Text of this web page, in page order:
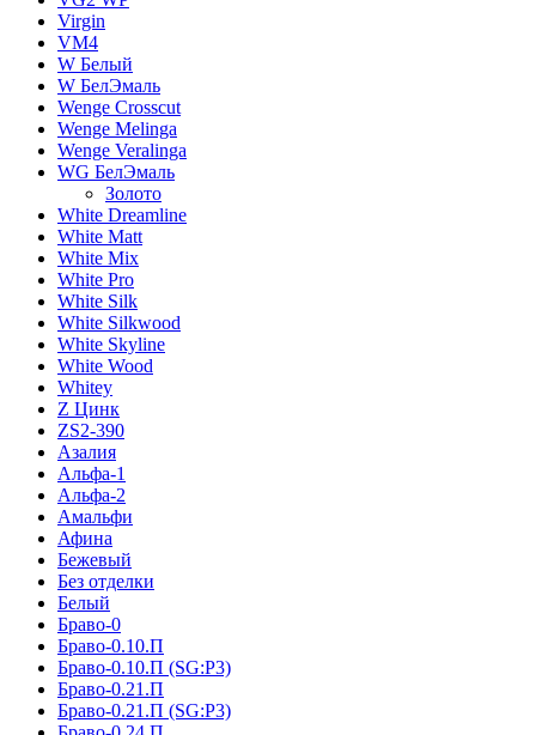
Virgin
VM4
W Белый
W БелЭмаль
Wenge Crosscut
Wenge Melinga
Wenge Veralinga
WG БелЭмаль
Золото
White Dreamline
White Matt
White Mix
White Pro
White Silk
White Silkwood
White Skyline
White Wood
Whitey
Z Цинк
ZS2-390
Азалия
Альфа-1
Альфа-2
Амальфи
Афина
Бежевый
Без отделки
Белый
Браво-0
Браво-0.10.П
Браво-0.10.П (SG:P3)
Браво-0.21.П
Браво-0.21.П (SG:P3)